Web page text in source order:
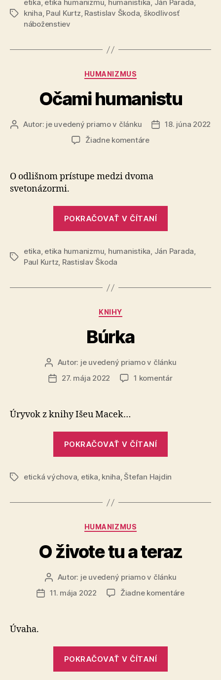
rytierstvo“
Značky
etika, etika humanizmu, humanistika, Ján Parada,
kniha, Paul Kurtz, Rastislav Škoda, škodlivosť
náboženstiev
Kategórie
HUMANIZMUS
Očami humanistu
AutorAutor: je uvedený priamo v článku
Dátum
18. júna 2022
Žiadne komentárena
O odlišnom prístupe medzi dvoma
svetonázormi.
POKRAČOVAŤ V ČÍTANÍ
Značky
etika, etika humanizmu, humanistika, Ján Parada,
Paul Kurtz, Rastislav Škoda
Kategórie
KNIHY
Búrka
Autor
článku
Autor: je uvedený priamo v článku
Dátum
27. mája 2022 1 komentárna
Úryvok z knihy Išeu Macek…
POKRAČOVAŤ V ČÍTANÍ
Značkyetická výchova, etika, kniha,Štefan Hajdin
Kategórie
HUMANIZMUS
O živote tu a teraz
Autor
článku
Autor: je uvedený priamo v článku
Dátum
11. mája 2022 Žiadne komentárena
Úvaha.
POKRAČOVAŤ V ČÍTANÍ